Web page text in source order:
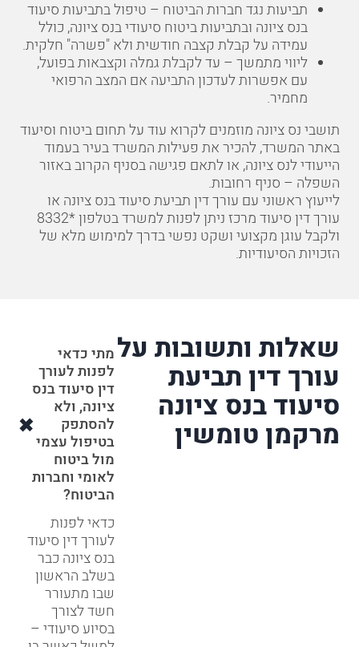
תביעות נגד חברות הביטוח – טיפול בתביעות סיעוד
בנס ציונה ובתביעות ביטוח סיעודי בנס ציונה, כולל
עמידה על קבלת קצבה חודשית ולא "פשרה" חלקית.
ליווי מתמשך – עד לקבלת גמלה וקצבאות בפועל,
עם אפשרות לעדכון התביעה אם המצב הרפואי
מחמיר.
תושבי נס ציונה מוזמנים לקרוא עוד על תחוםביטוח וסיעוד
באתר המשרד, להכיר את פעילות המשרד בעיר בעמוד
הייעודי לנס ציונה, או לתאם פגישה בסניף הקרוב באזור
השפלה – סניף רחובות.
לייעוץ ראשוני עם עורך דין תביעת סיעוד בנס ציונה או
עורך דין סיעוד מרכז ניתן לפנות למשרד בטלפון*8332
ולקבל עוגן מקצועי ושקט נפשי בדרך למימוש מלא של
הזכויות הסיעודיות.
שאלות ותשובות על
עורך דין תביעת
סיעוד בנס ציונה
מרקמן טומשין
מתי כדאי
לפנות לעורך
דין סיעוד בנס
ציונה, ולא
להסתפק
בטיפול עצמי
מול ביטוח
לאומי וחברות
הביטוח?
כדאי לפנות
לעורך דין סיעוד
בנס ציונה כבר
בשלב הראשון
שבו מתעורר
חשד לצורך
בסיוע סיעודי –